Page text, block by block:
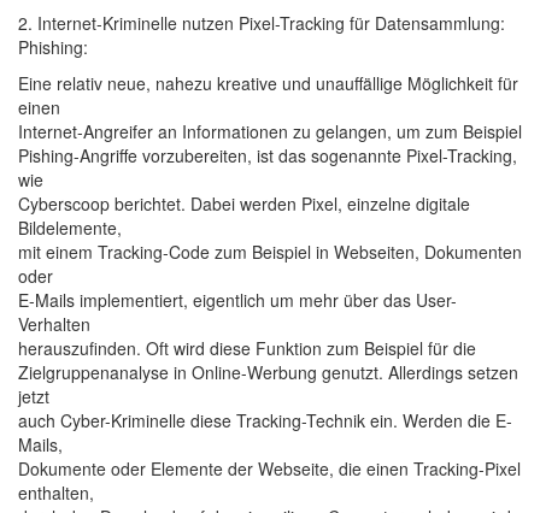
2. Internet-Kriminelle nutzen Pixel-Tracking für Datensammlung:
Phishing:
Eine relativ neue, nahezu kreative und unauffällige Möglichkeit für
einen
Internet-Angreifer an Informationen zu gelangen, um zum Beispiel
Pishing-Angriffe vorzubereiten, ist das sogenannte Pixel-Tracking,
wie
Cyberscoop berichtet. Dabei werden Pixel, einzelne digitale
Bildelemente,
mit einem Tracking-Code zum Beispiel in Webseiten, Dokumenten
oder
E-Mails implementiert, eigentlich um mehr über das User-
Verhalten
herauszufinden. Oft wird diese Funktion zum Beispiel für die
Zielgruppenanalyse in Online-Werbung genutzt. Allerdings setzen
jetzt
auch Cyber-Kriminelle diese Tracking-Technik ein. Werden die E-
Mails,
Dokumente oder Elemente der Webseite, die einen Tracking-Pixel
enthalten,